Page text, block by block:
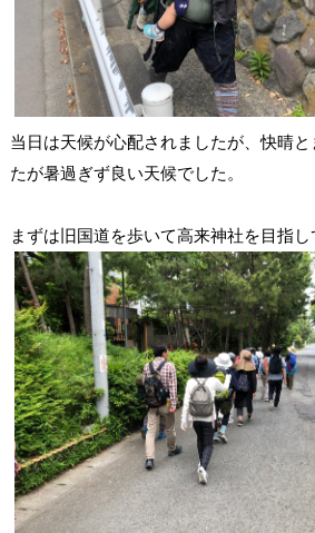
当日は天候が心配されましたが、快晴
たが暑過ぎず良い天候でした。
まずは旧国道を歩いて高来神社を目指し